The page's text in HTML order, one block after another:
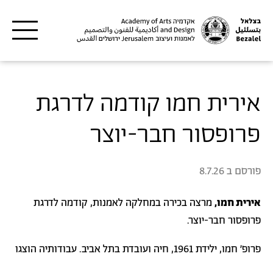
אירית חמו קודמה לדרגת
פרופסור חבר-יוצר
פורסם ב8.7.26
אירית חמו, מרצה בכירה במחלקה לאמנות, קודמה לדרגת
פרופסור חבר-יוצר.
פרופ' חמו, ילידת 1961, חיה ועובדת בתל אביב. עבודותיה הוצגו